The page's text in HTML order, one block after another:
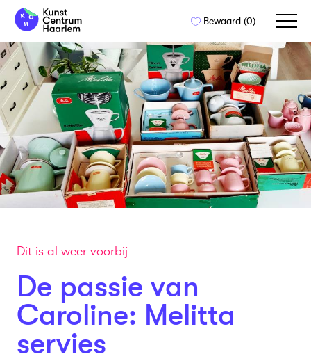
Naar
inhoud
springen
Bewaard (0)
Dit is al weer voorbij
De passie van
Caroline: Melitta
servies